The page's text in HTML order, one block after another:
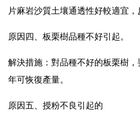
片麻岩沙質土壤通透性好較適宜，
原因四、板栗樹品種不好引起。
解決措施：對品種不好的板栗樹
年可恢復產量。
原因五、授粉不良引起的